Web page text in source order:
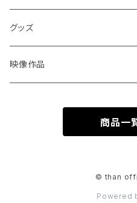
グッズ
LET'S MEET AT THE LIVE
映像作品
商品一
© than
Powered